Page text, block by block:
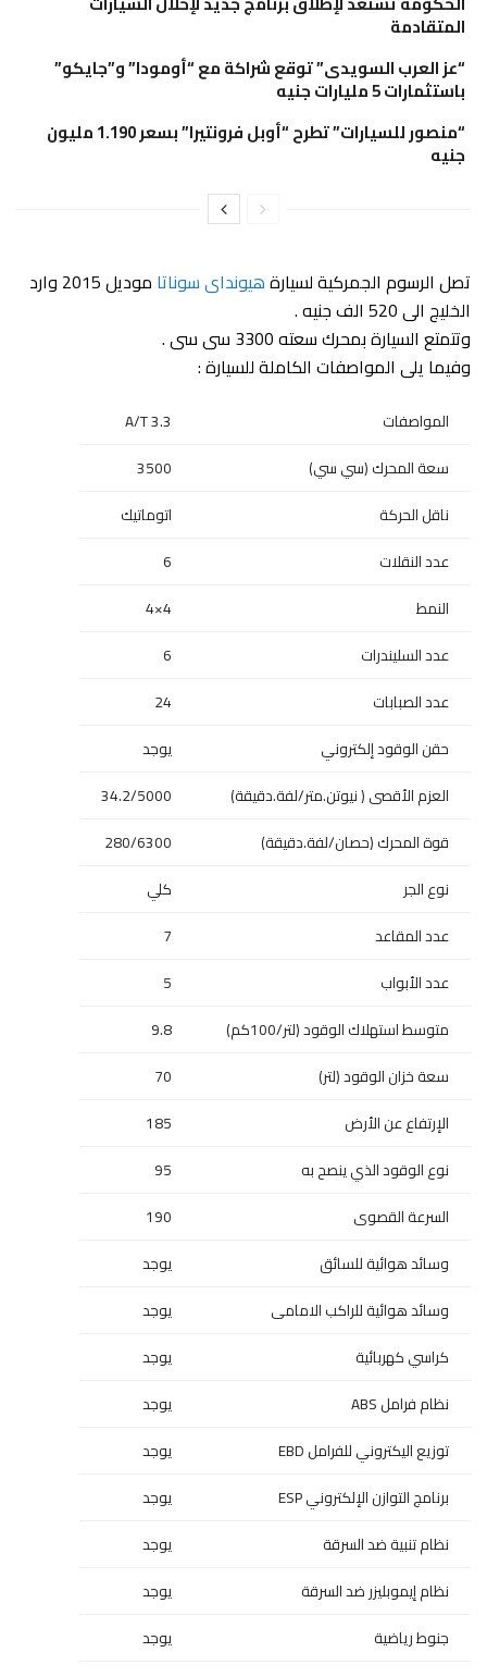
المتقادمة
“عز العرب السويدى” توقع شراكة مع “أومودا” و”جايكو”
باستثمارات 5 مليارات جنيه
“منصور للسيارات” تطرح “أوبل فرونتيرا” بسعر 1.190 مليون
جنيه
تصل الرسوم الجمركية لسيارةهيونداى سوناتا
موديل 2015 وارد
الخليج الى 520 الف جنيه .
وتتمتع السيارة بمحرك سعته 3300 سى سى .
وفيما يلى المواصفات الكاملة للسيارة :
المواصفات
3.3 A/T
سعة المحرك (سي سي)
3500
ناقل الحركة
اتوماتيك
عدد النقلات
6
النمط
4×4
عدد السليندرات
6
عدد الصبابات
24
حقن الوقود إلكتروني
يوجد
العزم الأقصى ( نيوتن.متر/لفة.دقيقة)
34.2/5000
قوة المحرك (حصان/لفة.دقيقة)
280/6300
نوع الجر
كلي
عدد المقاعد
7
عدد الأبواب
5
متوسط استهلاك الوقود (لتر/100كم)
9.8
سعة خزان الوقود (لتر)
70
الإرتفاع عن الأرض
185
نوع الوقود الذي ينصح به
95
السرعة القصوى
190
وسائد هوائية للسائق
يوجد
وسائد هوائية للراكب الامامى
يوجد
كراسي كهربائية
يوجد
نظام فرامل ABS
يوجد
توزيع اليكتروني للفرامل EBD
يوجد
برنامج التوازن الإلكتروني ESP
يوجد
نظام تنبية ضد السرقة
يوجد
نظام إيموبليزر ضد السرقة
يوجد
جنوط رياضية
يوجد